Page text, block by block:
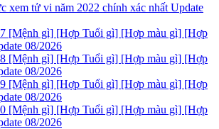
xem tử vi năm 2022 chính xác nhất Update
[Mệnh gì] [Hợp Tuổi gì] [Hợp màu gì] [Hợp
08/2026
[Mệnh gì] [Hợp Tuổi gì] [Hợp màu gì] [Hợp
08/2026
[Mệnh gì] [Hợp Tuổi gì] [Hợp màu gì] [Hợp
08/2026
[Mệnh gì] [Hợp Tuổi gì] [Hợp màu gì] [Hợp
08/2026